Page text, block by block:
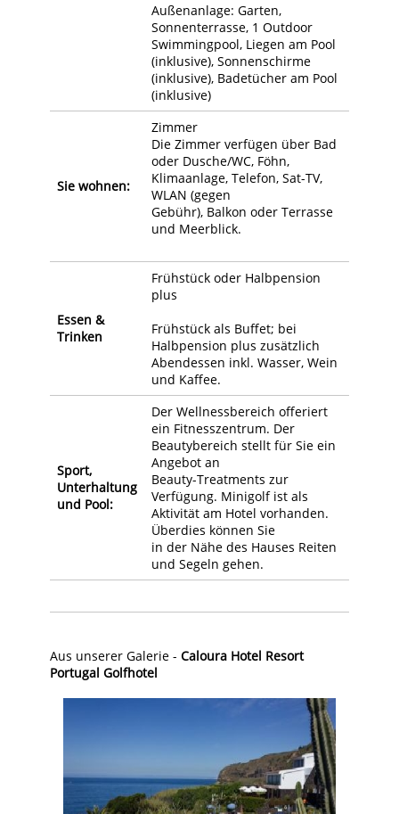
Außenanlage: Garten,
Sonnenterrasse, 1 Outdoor
Swimmingpool, Liegen am Pool
(inklusive), Sonnenschirme
(inklusive), Badetücher am Pool
(inklusive)
Sie wohnen:
Zimmer
Die Zimmer verfügen über Bad
oder Dusche/WC, Föhn,
Klimaanlage, Telefon, Sat-TV,
WLAN (gegen
Gebühr), Balkon oder Terrasse
und Meerblick.
Essen &
Trinken
Frühstück oder Halbpension
plus
Frühstück als Buffet; bei
Halbpension plus zusätzlich
Abendessen inkl. Wasser, Wein
und Kaffee.
Sport,
Unterhaltung
und Pool:
Der Wellnessbereich offeriert
ein Fitnesszentrum. Der
Beautybereich stellt für Sie ein
Angebot an
Beauty-Treatments zur
Verfügung. Minigolf ist als
Aktivität am Hotel vorhanden.
Überdies können Sie
in der Nähe des Hauses Reiten
und Segeln gehen.
Aus unserer Galerie - Caloura Hotel Resort
Portugal Golfhotel